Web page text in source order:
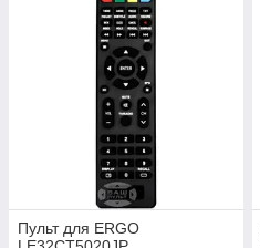
Пульт для ERGO